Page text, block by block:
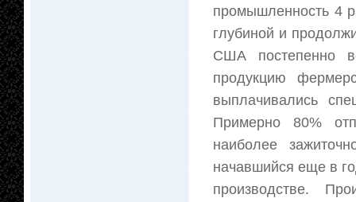
промышленность 4
глубиной и
США постепенно
продукцию
выплачивались
Примерно 80%
наиболее
начавшийся еще в
производстве.